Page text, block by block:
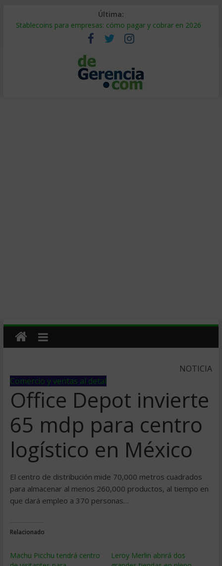
Última:
Stablecoins para empresas: cómo pagar y cobrar en 2026
Despido silencioso: qué es y por qué sale tan caro
IA en selección de personal: cómo auditarla a tiempo
Trabajo forzoso en la cadena de suministro: qué hacer
Mercado hispano de EE. UU.: cómo segmentarlo y venderle
NOTICIA
Comercio y ventas al detal
Office Depot invierte
65 mdp para centro
logístico en México
El centro de distribución mide 70,000 metros cuadrados
para almacenar al menos 260,000 productos, al tiempo en
que dará empleo a 370 personas…
Relacionado
Machu Picchu tendrá centro
Leroy Merlin abrirá dos